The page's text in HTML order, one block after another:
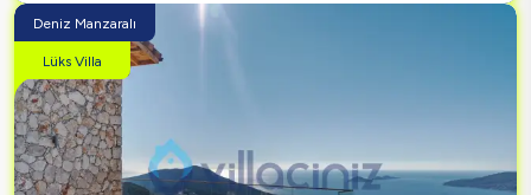
Deniz Manzaralı
Lüks Villa